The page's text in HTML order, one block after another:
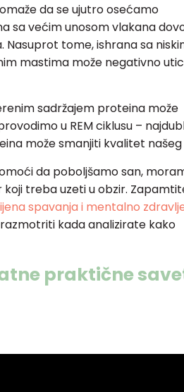
da se ujutro osećamo
sa većim unosom vlakana
Nasuprot tome, ishrana sa
mastima može negativno
sadržajem proteina može
u REM ciklusu –
može smanjiti kvalitet našeg
da poboljšamo san,
treba uzeti u obzir.
spavanja i mentalno
kada analizirate kako
praktične